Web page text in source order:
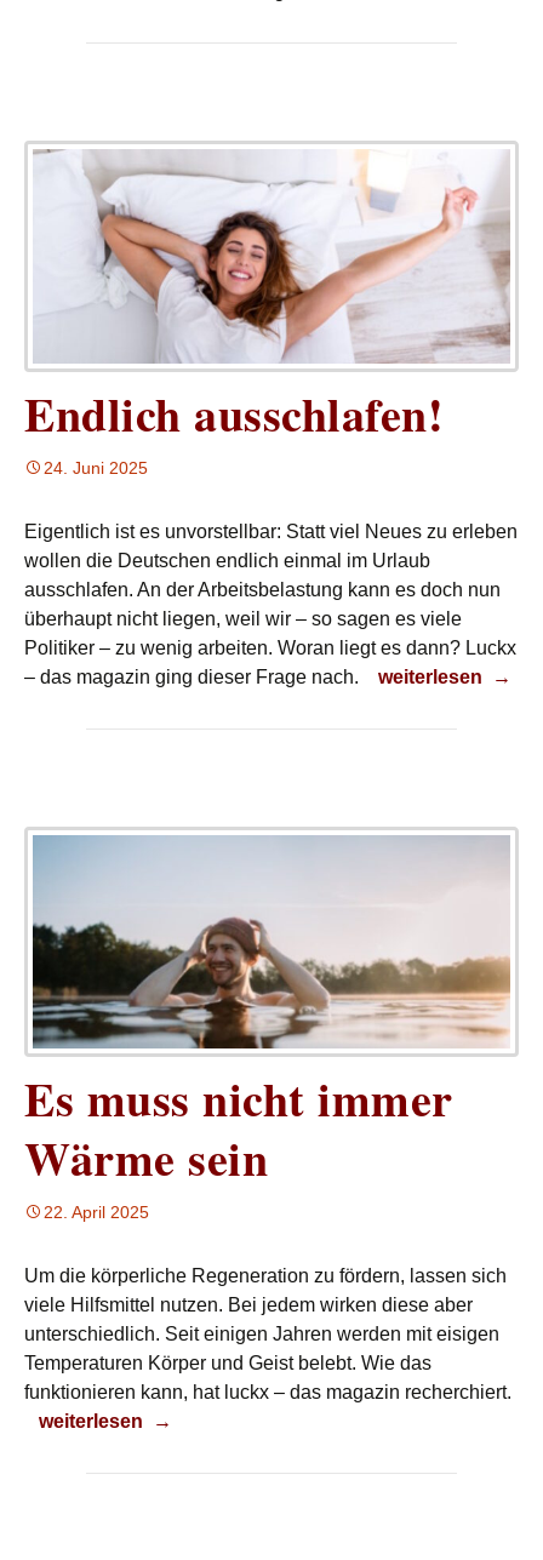
Endlich ausschlafen!
24. Juni 2025
Eigentlich ist es unvorstellbar: Statt viel Neues zu erleben
wollen die Deutschen endlich einmal im Urlaub
ausschlafen. An der Arbeitsbelastung kann es doch nun
überhaupt nicht liegen, weil wir – so sagen es viele
Politiker – zu wenig arbeiten. Woran liegt es dann? Luckx
– das magazin ging dieser Frage nach.
Endlich
weiterlesen →
Es muss nicht immer
Wärme sein
22. April 2025
Um die körperliche Regeneration zu fördern, lassen sich
viele Hilfsmittel nutzen. Bei jedem wirken diese aber
unterschiedlich. Seit einigen Jahren werden mit eisigen
Temperaturen Körper und Geist belebt. Wie das
funktionieren kann, hat luckx – das magazin recherchiert.
Es muss nicht immer Wärme sein
weiterlesen →